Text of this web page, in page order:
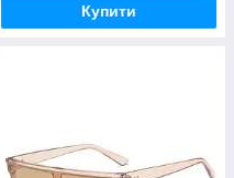
Купити